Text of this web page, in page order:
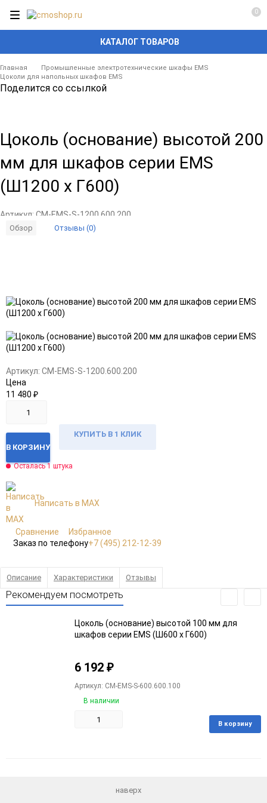
КАТАЛОГ ТОВАРОВ
0
Главная
Промышленные электротехнические шкафы EMS
Цоколи для напольных шкафов EMS
Поделится со ссылкой
Цоколь (основание) высотой 200
мм для шкафов серии EMS
(Ш1200 x Г600)
Артикул: CM-EMS-S-1200.600.200
Обзор Отзывы (0)
в
избранное
к
сравнению
Артикул: CM-EMS-S-1200.600.200
Цена
11 480 ₽
В КОРЗИНУ
КУПИТЬ В 1 КЛИК
Осталась 1 штука
Написать в MAX
Сравнение
Избранное
Заказ по телефону+7 (495) 212-12-39
Описание Характеристики Отзывы
Рекомендуем посмотреть
Цоколь (основание) высотой 100 мм для
шкафов серии EMS (Ш600 x Г600)
6 192 ₽
Артикул: CM-EMS-S-600.600.100
В наличии
В корзину
наверх